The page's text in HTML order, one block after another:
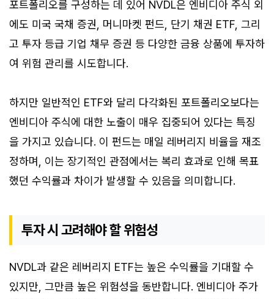
포트폴리오를 구성하는 데 있어 NVDL은 엔비디아 주식 외
에도 미국 국채 증권, 머니마켓 펀드, 단기 채권 ETF, 그리
고 투자 등급 기업 채무 증권 등 다양한 금융 상품에 투자하
여 위험 관리를 시도합니다.
하지만 일반적인 ETF와 달리 다각화된 포트폴리오보다는
엔비디아 주식에 대한 노출이 매우 집중되어 있다는 특징
을 가지고 있습니다. 이 펀드는 매일 레버리지 비율을 재조
정하며, 이는 장기적인 관점에서는 복리 효과로 인해 목표
했던 수익률과 차이가 발생할 수 있음을 의미합니다.
투자 시 고려해야 할 위험성
NVDL과 같은 레버리지 ETF는 높은 수익률을 기대할 수
있지만, 그만큼 높은 위험성을 동반합니다. 엔비디아 주가